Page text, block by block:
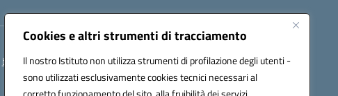
Cookies e altri strumenti di tracciamento
Il nostro Istituto non utilizza strumenti di profilazione degli utenti -
sono utilizzati esclusivamente cookies tecnici necessari al
baic89400e@pec.istruzione.it